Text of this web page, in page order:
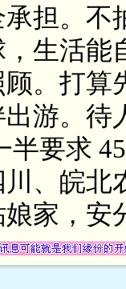
担。不
生活能
。打算
游。待
半要求
、皖
家，安